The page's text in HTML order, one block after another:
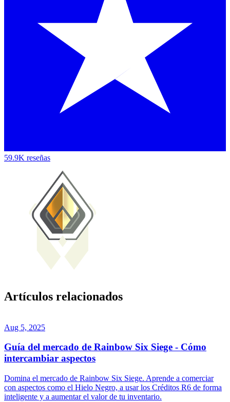
59.9K reseñas
Artículos relacionados
Aug 5, 2025
Guía del mercado de Rainbow Six Siege - Cómo
intercambiar aspectos
Domina el mercado de Rainbow Six Siege. Aprende a comerciar
con aspectos como el Hielo Negro, a usar los Créditos R6 de forma
inteligente y a aumentar el valor de tu inventario.